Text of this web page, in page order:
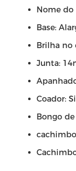
Nome do
Base:
Brilha no
Junta:
Coador:
Bongo